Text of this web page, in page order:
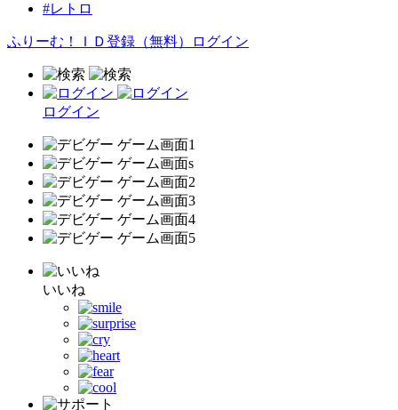
#レトロ
ふりーむ！ＩＤ登録（無料） ログイン
ログイン
いいね